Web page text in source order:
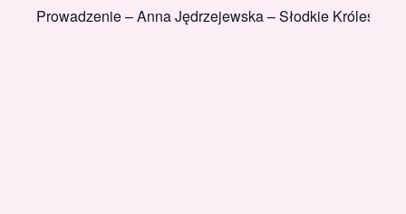
Prowadzenie – Anna Jędrzejewska – Słodkie Królestwo